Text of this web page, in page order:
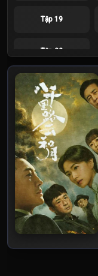
Tập 19
Tập 22